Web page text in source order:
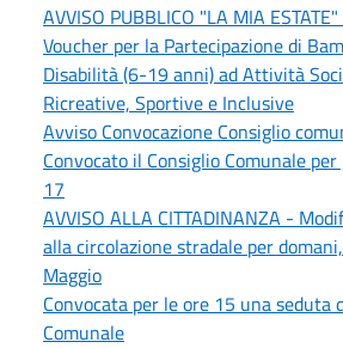
AVVISO PUBBLICO "LA MIA
Voucher per la Partecipazione di
Disabilità (6-19 anni) ad Attività
Ricreative, Sportive e Inclusive
Avviso Convocazione Consiglio
Convocato il Consiglio Comunale
17
AVVISO ALLA CITTADINANZA -
alla circolazione stradale per
Maggio
Convocata per le ore 15 una seduta
Comunale